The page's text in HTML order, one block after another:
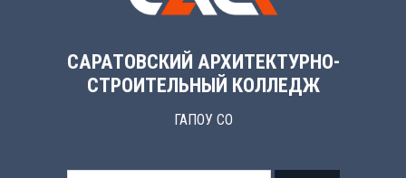
САРАТОВСКИЙ АРХИТЕКТУРНО-
СТРОИТЕЛЬНЫЙ КОЛЛЕДЖ
ГАПОУ СО